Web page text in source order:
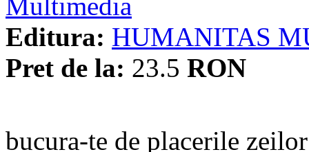
Editura: HUMANITAS
Pret de la: 23.5 RON
bucura-te de placerile